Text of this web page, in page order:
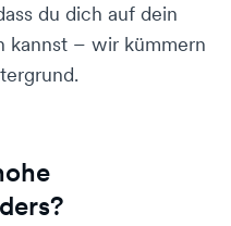
du dich auf dein
kannst – wir kümmern